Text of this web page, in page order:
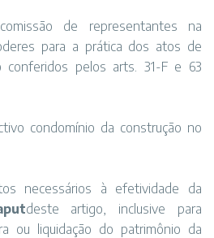
de representantes na
para a prática dos atos de
conferidos pelos arts. 31-F e 63
condomínio da construção no
necessários à efetividade da
deste artigo, inclusive para
ou liquidação do patrimônio da